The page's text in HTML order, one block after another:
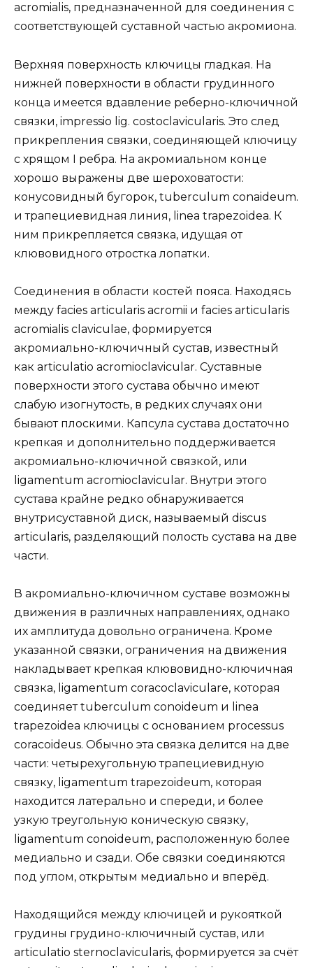
acromialis, предназначенной для соединения с
соответствующей суставной частью акромиона.
Верхняя поверхность ключицы гладкая. На
нижней поверхности в области грудинного
конца имеется вдавление реберно-ключичной
связки, impressio lig. costoclavicularis. Это след
прикрепления связки, соединяющей ключицу
с хрящом I ребра. На акромиальном конце
хорошо выражены две шероховатости:
конусовидный бугорок, tuberculum conaideum.
и трапециевидная линия, linea trapezoidea. К
ним прикрепляется связка, идущая от
клювовидного отростка лопатки.
Соединения в области костей пояса. Находясь
между facies articularis acromii и facies articularis
acromialis claviculae, формируется
акромиально-ключичный сустав, известный
как articulatio acromioclavicular. Суставные
поверхности этого сустава обычно имеют
слабую изогнутость, в редких случаях они
бывают плоскими. Капсула сустава достаточно
крепкая и дополнительно поддерживается
акромиально-ключичной связкой, или
ligamentum acromioclavicular. Внутри этого
сустава крайне редко обнаруживается
внутрисуставной диск, называемый discus
articularis, разделяющий полость сустава на две
части.
В акромиально-ключичном суставе возможны
движения в различных направлениях, однако
их амплитуда довольно ограничена. Кроме
указанной связки, ограничения на движения
накладывает крепкая клювовидно-ключичная
связка, ligamentum coracoclaviculare, которая
соединяет tuberculum conoideum и linea
trapezoidea ключицы с основанием processus
coracoideus. Обычно эта связка делится на две
части: четырехугольную трапециевидную
связку, ligamentum trapezoideum, которая
находится латерально и спереди, и более
узкую треугольную коническую связку,
ligamentum conoideum, расположенную более
медиально и сзади. Обе связки соединяются
под углом, открытым медиально и вперёд.
Находящийся между ключицей и рукояткой
грудины грудино-ключичный сустав, или
articulatio sternoclavicularis, формируется за счёт